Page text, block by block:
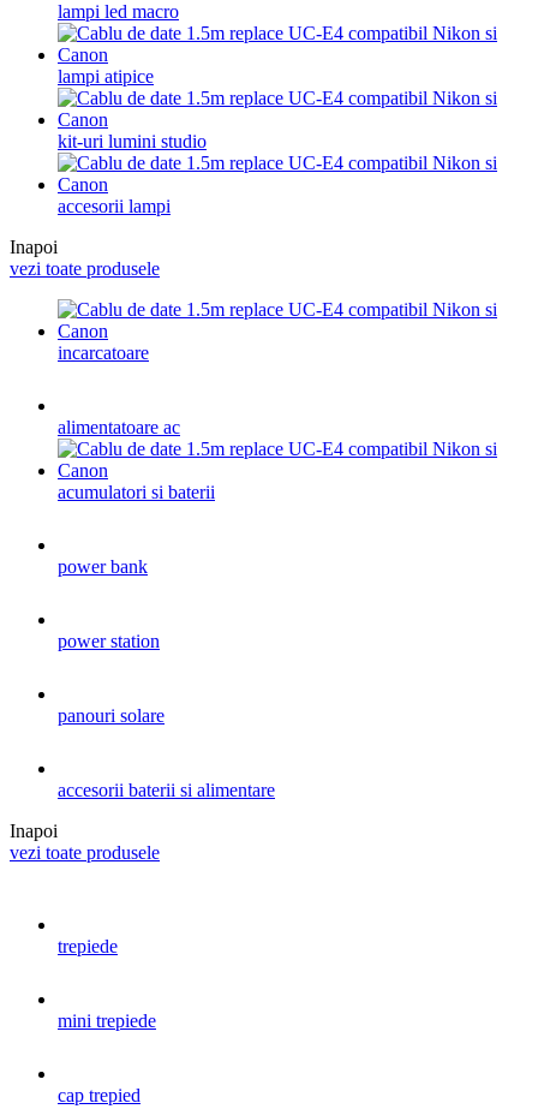
lampi led macro
lampi atipice
kit-uri lumini studio
accesorii lampi
Inapoi
vezi toate produsele
incarcatoare
alimentatoare ac
acumulatori si baterii
power bank
power station
panouri solare
accesorii baterii si alimentare
Inapoi
vezi toate produsele
trepiede
mini trepiede
cap trepied